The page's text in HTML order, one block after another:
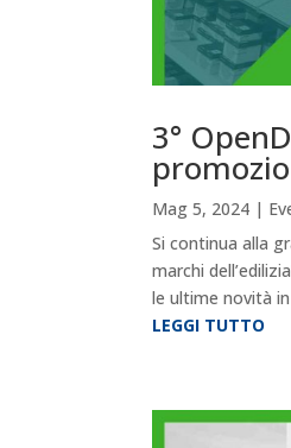
3°
Mag 5, 2024|
Si continua alla
marchi
le ultime novità
LEGGI TUTTO